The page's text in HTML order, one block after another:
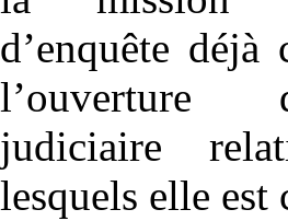
d’enquête
l’ouverture
judiciaire
lesquels elle est